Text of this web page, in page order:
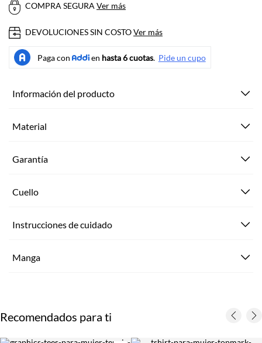
COMPRA SEGURA Ver más
DEVOLUCIONES SIN COSTOVer más
Información del producto
Material
Garantía
Cuello
Instrucciones de cuidado
Manga
Recomendados para ti